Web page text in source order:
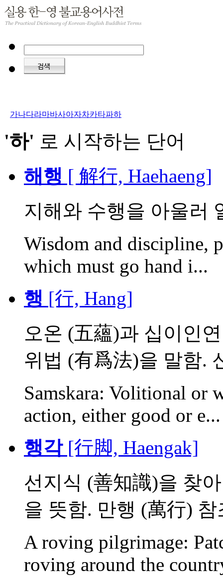
가나다라마바사아자차카타파하
'하' 로 시작하는 단어
해행 [ 解行, Haehaeng]
지해와 수행을 아울러
Wisdom and discipline,
which must go hand i...
행 [行, Hang]
오온 (五蘊)과 십이인
위법 (有爲法)을 말함.
Samskara: Volitional or
action, either good or e...
행각[行脚, Haengak]
선지식 (善知識)을 찾
을 뜻함. 만행 (萬行) 참
A roving pilgrimage:
roving around the